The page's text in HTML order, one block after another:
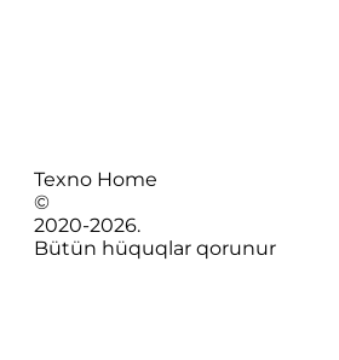
Texno Home
©
2020-2026.
Bütün hüquqlar qorunur